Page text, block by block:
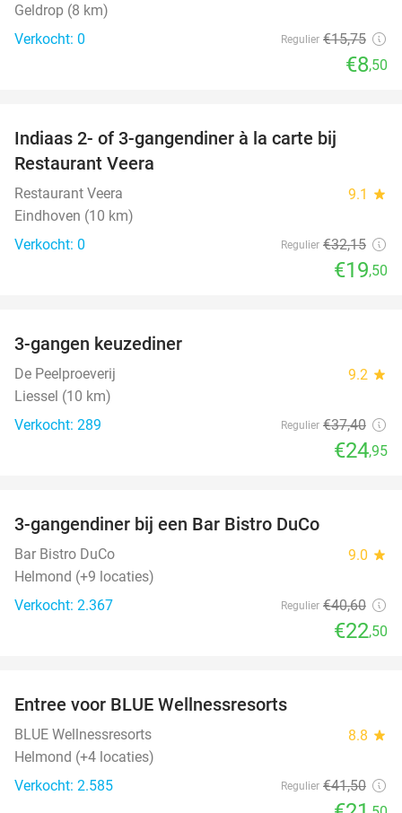
Geldrop (8 km)
Verkocht: 0
Regulier €15,75
€8,50
TODAY
Indiaas 2- of 3-gangendiner à la carte bij
Restaurant Veera
Restaurant Veera 9.1 star
Eindhoven (10 km)
Verkocht: 0
Regulier €32,15
€19,50
3-gangen keuzediner
De Peelproeverij 9.2 star
Liessel (10 km)
Verkocht: 289
Regulier €37,40
€24,95
3-gangendiner bij een Bar Bistro DuCo
Bar Bistro DuCo 9.0 star
Helmond (+9 locaties)
Verkocht: 2.367
Regulier €40,60
€22,50
Entree voor BLUE Wellnessresorts
BLUE Wellnessresorts 8.8 star
Helmond (+4 locaties)
Verkocht: 2.585
Regulier €41,50